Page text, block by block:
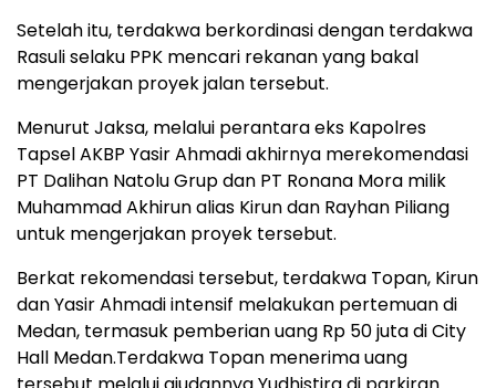
Setelah itu, terdakwa berkordinasi dengan terdakwa
Rasuli selaku PPK mencari rekanan yang bakal
mengerjakan proyek jalan tersebut.
Menurut Jaksa, melalui perantara eks Kapolres
Tapsel AKBP Yasir Ahmadi akhirnya merekomendasi
PT Dalihan Natolu Grup dan PT Ronana Mora milik
Muhammad Akhirun alias Kirun dan Rayhan Piliang
untuk mengerjakan proyek tersebut.
Berkat rekomendasi tersebut, terdakwa Topan, Kirun
dan Yasir Ahmadi intensif melakukan pertemuan di
Medan, termasuk pemberian uang Rp 50 juta di City
Hall Medan.Terdakwa Topan menerima uang